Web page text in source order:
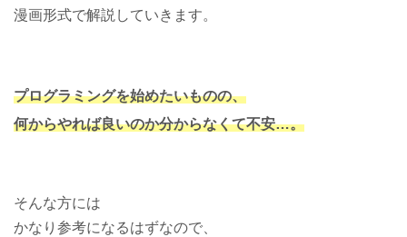
漫画形式で解説していきます。
プログラミングを始めたいものの、
何からやれば良いのか分からなくて不安…。
そんな方には
かなり参考になるはずなので、